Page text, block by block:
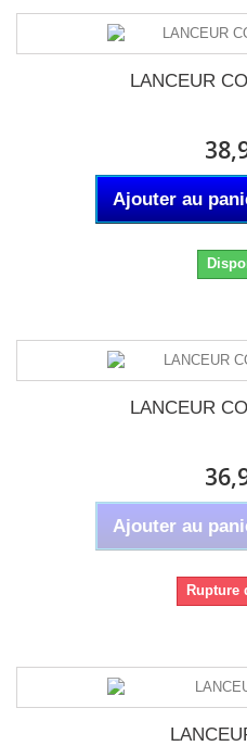
LANCEUR
Ajouter au
LANCEUR
Ajouter au
Rupture